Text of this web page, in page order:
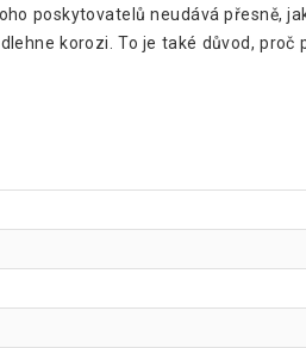
poskytovatelů neudává přesně,
korozi. To je také důvod, proč